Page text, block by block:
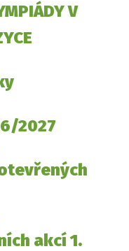
V
2027
akcí 1.